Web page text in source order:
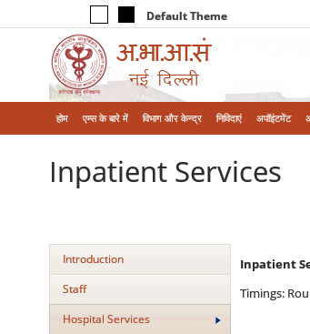
Default Theme
होम एम्‍स के बारे में विभाग और केन्‍द्र निविदाएं अपॉइंटमेंट
Inpatient Services
Introduction
Staff
Hospital Services
Inpatient
Timings: